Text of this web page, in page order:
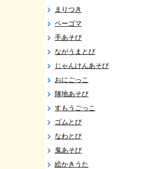
まりつき
ベーゴマ
手あそび
ながうまとび
じゃんけんあそび
おにごっこ
陣地あそび
すもうごっこ
ゴムとび
なわとび
鬼あそび
絵かきうた